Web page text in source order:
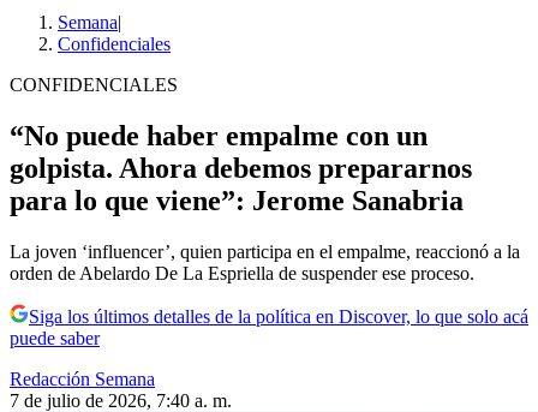
Semana|
Confidenciales
CONFIDENCIALES
“No puede haber empalme con un
golpista. Ahora debemos prepararnos
para lo que viene”: Jerome Sanabria
La joven ‘influencer’, quien participa en el empalme, reaccionó a la
orden de Abelardo De La Espriella de suspender ese proceso.
Siga los últimos detalles de la política en Discover, lo que solo acá
puede saber
Redacción Semana
7 de julio de 2026, 7:40 a. m.